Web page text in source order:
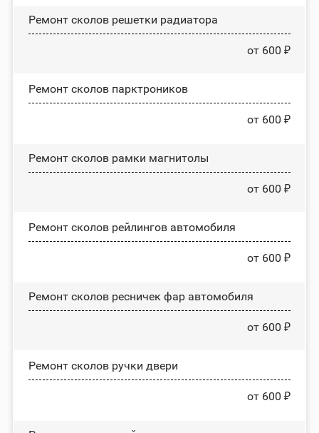
Ремонт сколов решетки радиатора
от 600 ₽
Ремонт сколов парктроников
от 600 ₽
Ремонт сколов рамки магнитолы
от 600 ₽
Ремонт сколов рейлингов автомобиля
от 600 ₽
Ремонт сколов ресничек фар автомобиля
от 600 ₽
Ремонт сколов ручки двери
от 600 ₽